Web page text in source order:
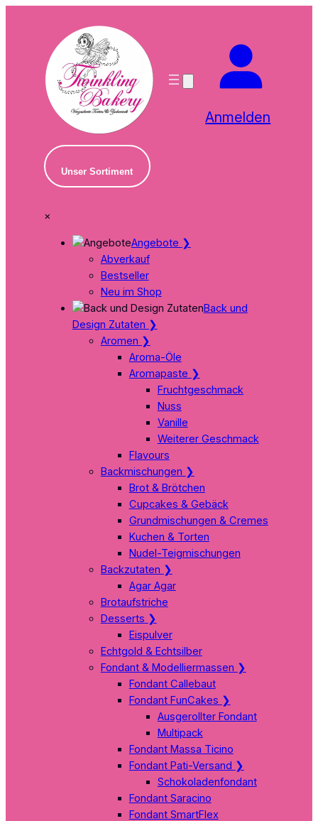
Anmelden
Unser Sortiment
×
Angebote ❯
Abverkauf
Bestseller
Neu im Shop
Back und
Design Zutaten ❯
Aromen ❯
Aroma-Öle
Aromapaste ❯
Fruchtgeschmack
Nuss
Vanille
Weiterer Geschmack
Flavours
Backmischungen ❯
Brot & Brötchen
Cupcakes & Gebäck
Grundmischungen & Cremes
Kuchen & Torten
Nudel-Teigmischungen
Backzutaten ❯
Agar Agar
Brotaufstriche
Desserts ❯
Eispulver
Echtgold & Echtsilber
Fondant & Modelliermassen ❯
Fondant Callebaut
Fondant FunCakes ❯
Ausgerollter Fondant
Multipack
Fondant Massa Ticino
Fondant Pati-Versand ❯
Schokoladenfondant
Fondant Saracino
Fondant SmartFlex